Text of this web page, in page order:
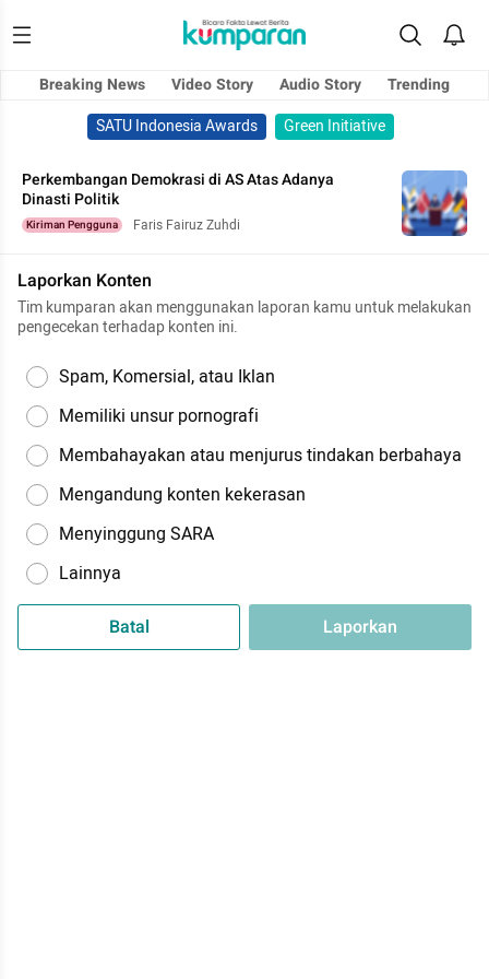
Breaking News Video Story Audio Story
Trending
SATU Indonesia Awards
Green Initiative
Perkembangan Demokrasi di AS Atas Adanya
Dinasti Politik
Kiriman Pengguna Faris Fairuz Zuhdi
Laporkan Konten
Tim kumparan akan menggunakan laporan kamu untuk melakukan
pengecekan terhadap konten ini.
Spam, Komersial, atau Iklan
Memiliki unsur pornografi
Membahayakan atau menjurus tindakan berbahaya
Mengandung konten kekerasan
Menyinggung SARA
Lainnya
Batal Laporkan